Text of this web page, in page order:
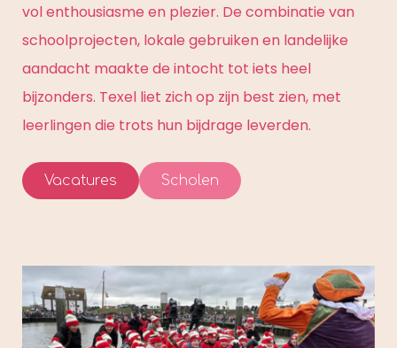
vol enthousiasme en plezier. De combinatie van
schoolprojecten, lokale gebruiken en landelijke
aandacht maakte de intocht tot iets heel
bijzonders. Texel liet zich op zijn best zien, met
leerlingen die trots hun bijdrage leverden.
Vacatures Scholen